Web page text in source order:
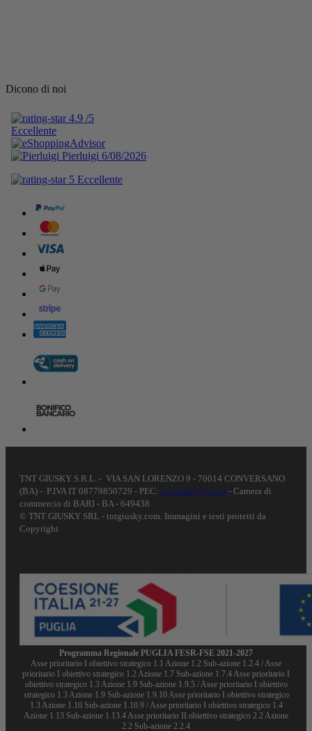
Dicono di noi
TNT GIUSKY S.R.L. - VIA SAN LORENZO 9 - 70014 CONVERSANO
(BA) - P.IVA IT 08779850729 - PEC: tntgiusky@pec.it - Camera di
commercio di BARI - BA - 649438
© TNT GIUSKY SRL - tntgiusky.com. Immagini e testi protetti da
Copyright
Programma Regionale PUGLIA FESR-FSE 2021-2027
Asse prioritario I obiettivo strategico 1.1 Azione 1.2 Sub-azione 1.2.4 / Asse
prioritario I obiettivo strategico 1.2 Azione 1.7 Sub-azione 1.7.4 Asse prioritario I
obiettivo strategico 1.3 Azione 1.9 Sub-azione 1.9.5 / Asse prioritario I obiettivo
strategico 1.3 Azione 1.9 Sub-azione 1.9.10 Asse prioritario I obiettivo strategico
1.3 Azione 1.10 Sub-azione 1.10.9 / Asse prioritario I obiettivo strategico 1.4
Azione 1.13 Sub-azione 1.13.4 Asse prioritario II obiettivo strategico 2.2 Azione
2.2 Sub-azione 2.2.4